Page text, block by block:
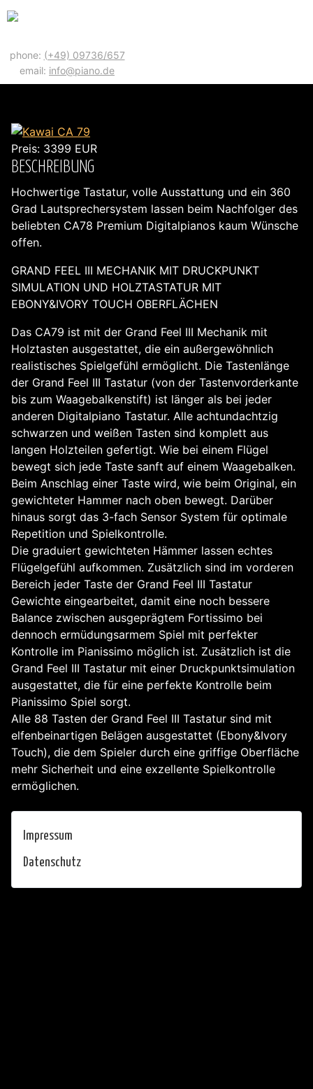
phone: (+49) 09736/657
email: info@piano.de
Preis: 3399 EUR
BESCHREIBUNG
Hochwertige Tastatur, volle Ausstattung und ein 360
Grad Lautsprechersystem lassen beim Nachfolger des
beliebten CA78 Premium Digitalpianos kaum Wünsche
offen.
GRAND FEEL III MECHANIK MIT DRUCKPUNKT
SIMULATION UND HOLZTASTATUR MIT
EBONY&IVORY TOUCH OBERFLÄCHEN
Das CA79 ist mit der Grand Feel III Mechanik mit
Holztasten ausgestattet, die ein außergewöhnlich
realistisches Spielgefühl ermöglicht. Die Tastenlänge
der Grand Feel III Tastatur (von der Tastenvorderkante
bis zum Waagebalkenstift) ist länger als bei jeder
anderen Digitalpiano Tastatur. Alle achtundachtzig
schwarzen und weißen Tasten sind komplett aus
langen Holzteilen gefertigt. Wie bei einem Flügel
bewegt sich jede Taste sanft auf einem Waagebalken.
Beim Anschlag einer Taste wird, wie beim Original, ein
gewichteter Hammer nach oben bewegt. Darüber
hinaus sorgt das 3-fach Sensor System für optimale
Repetition und Spielkontrolle.
Die graduiert gewichteten Hämmer lassen echtes
Flügelgefühl aufkommen. Zusätzlich sind im vorderen
Bereich jeder Taste der Grand Feel III Tastatur
Gewichte eingearbeitet, damit eine noch bessere
Balance zwischen ausgeprägtem Fortissimo bei
dennoch ermüdungsarmem Spiel mit perfekter
Kontrolle im Pianissimo möglich ist. Zusätzlich ist die
Grand Feel III Tastatur mit einer Druckpunktsimulation
ausgestattet, die für eine perfekte Kontrolle beim
Pianissimo Spiel sorgt.
Alle 88 Tasten der Grand Feel III Tastatur sind mit
elfenbeinartigen Belägen ausgestattet (Ebony&Ivory
Touch), die dem Spieler durch eine griffige Oberfläche
mehr Sicherheit und eine exzellente Spielkontrolle
ermöglichen.
Impressum
Datenschutz